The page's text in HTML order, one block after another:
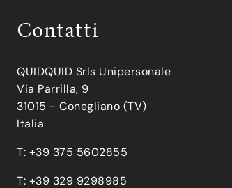
Contatti
QUIDQUID Srls Unipersonale
Via Parrilla, 9
31015 - Conegliano (TV)
Italia
T: +39 375 5602855
T: +39 329 9298985